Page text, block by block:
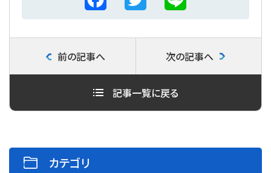
a
c
e
o
k
w
i
t
e
i
n
e
前の記事へ
記事一覧に戻る
次の記事へ
カテゴリ